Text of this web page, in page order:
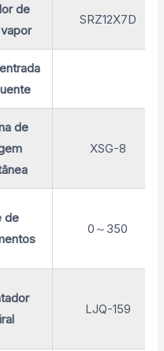
de
SRZ12X7D
de
XSG-8
de
0～350
LJQ-159